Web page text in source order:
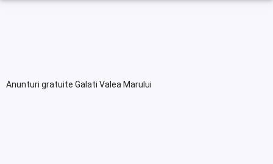
Anunturi gratuite Galati Valea Marului